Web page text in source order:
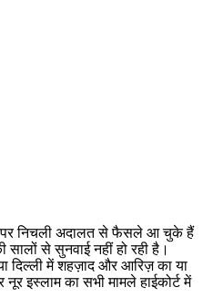
पर निचली अदालत से फैसले आ चुके हैं
सालों से सुनवाई नहीं हो रही है।
दिल्ली में शहज़ाद और आरिज़ का या
इस्लाम का सभी मामले हाईकोर्ट में